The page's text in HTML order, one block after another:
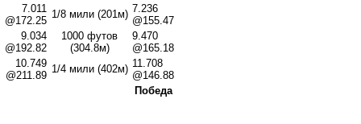
7.011
@172.25
1/8 мили (201м) 7.236
@155.47
9.034
@192.82
1000 футов
(304.8м)
9.470
@165.18
10.749
@211.89
1/4 мили (402м) 11.708
@146.88
Победа